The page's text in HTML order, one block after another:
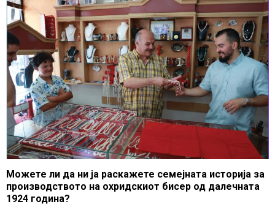
Можете ли да ни ја раскажете семејната историја за
производството на охридскиот бисер од далечната
1924 година?